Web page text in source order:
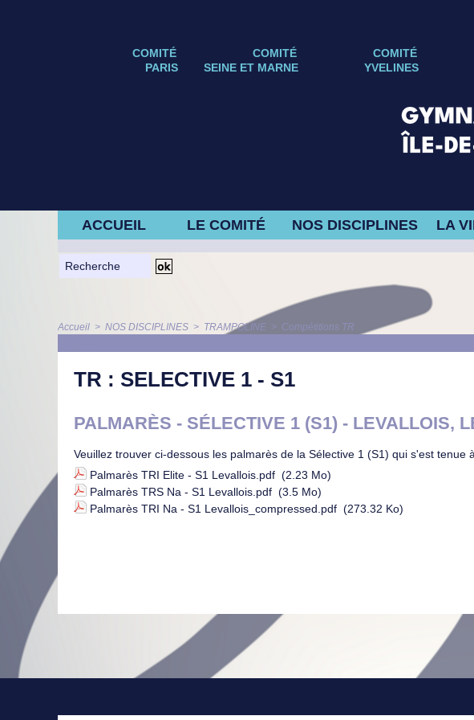
COMITÉ
COMITÉ
COMITÉ
YVELINES
SEINE ET MARNE
PARIS
ACCUEIL LE COMITÉ NOS DISCIPLINES LA
Accueil > NOS DISCIPLINES > TRAMPOLINE > Compétitions TR
TR : SELECTIVE 1 - S1
PALMARÈS - SÉLECTIVE 1 (S1) - LEVALLOIS,
Veuillez trouver ci-dessous les palmarès de la Sélective 1 (S1) qui s'est tenue
Palmarès TRI Elite - S1 Levallois.pdf (2.23 Mo)
Palmarès TRS Na - S1 Levallois.pdf (3.5 Mo)
Palmarès TRI Na - S1 Levallois_compressed.pdf (273.32 Ko)